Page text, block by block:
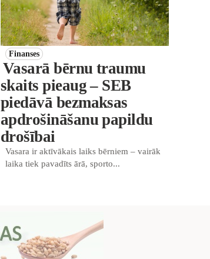
Finanses
Vasarā bērnu traumu
skaits pieaug – SEB
piedāvā bezmaksas
apdrošināšanu papildu
drošībai
Vasara ir aktīvākais laiks bērniem – vairāk
laika tiek pavadīts ārā, sporto...